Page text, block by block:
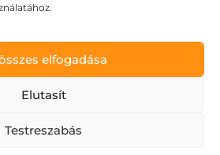
elfogadása
Elutasít
Testreszabás
Feltételek
Minden jog fenntartva.